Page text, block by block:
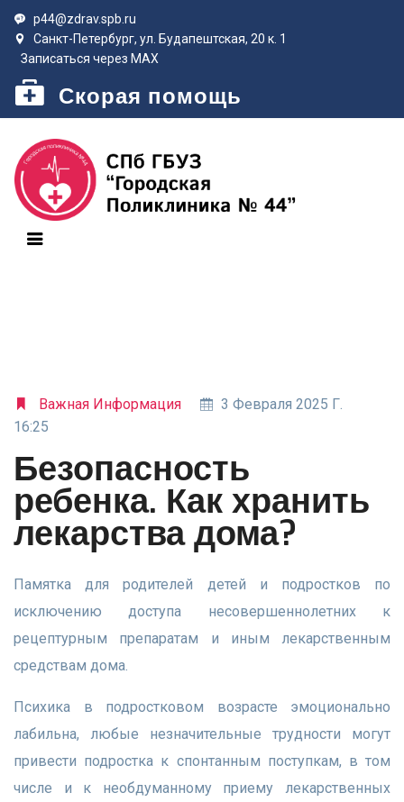
p44@zdrav.spb.ru
Санкт-Петербург, ул. Будапештская, 20 к. 1
Записаться через MAX
Скорая помощь
Важная Информация
3 Февраля 2025 Г.
16:25
Безопасность
ребенка. Как хранить
лекарства дома?
Памятка для родителей детей и подростков по
исключению доступа несовершеннолетних к
рецептурным препаратам и иным лекарственным
средствам дома.
Психика в подростковом возрасте эмоционально
лабильна, любые незначительные трудности могут
привести подростка к спонтанным поступкам, в том
числе и к необдуманному приему лекарственных